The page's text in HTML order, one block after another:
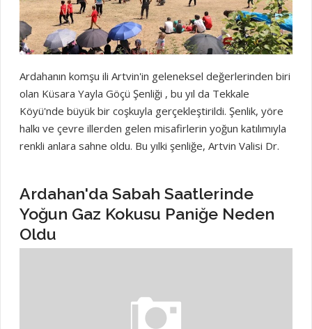
Ardahanın komşu ili Artvin'in geleneksel değerlerinden biri
olan Küsara Yayla Göçü Şenliği , bu yıl da Tekkale
Köyü'nde büyük bir coşkuyla gerçekleştirildi. Şenlik, yöre
halkı ve çevre illerden gelen misafirlerin yoğun katılımıyla
renkli anlara sahne oldu. Bu yılki şenliğe, Artvin Valisi Dr.
sıra sivil toplum kuruluşu temsilcileri ve çok sayıda
vatandaş katıldı. Şenlik, katılımcıların bir araya gelerek
yayla kültürünü yaşatma ve birlik ruhunu pekiştirme fırsatı
bulduğu anlamlı bir etkinlik oldu. Etkinlikte bir konuşma
dedelerimizin ve ninelerimizin emeğiyle yoğrulmuş, alın
teriyle şekillenmiş yerler. Kültürümüzü ve geleneklerimizi
Ardahan'da Sabah Saatlerinde
Yoğun Gaz Kokusu Paniğe Neden
Oldu